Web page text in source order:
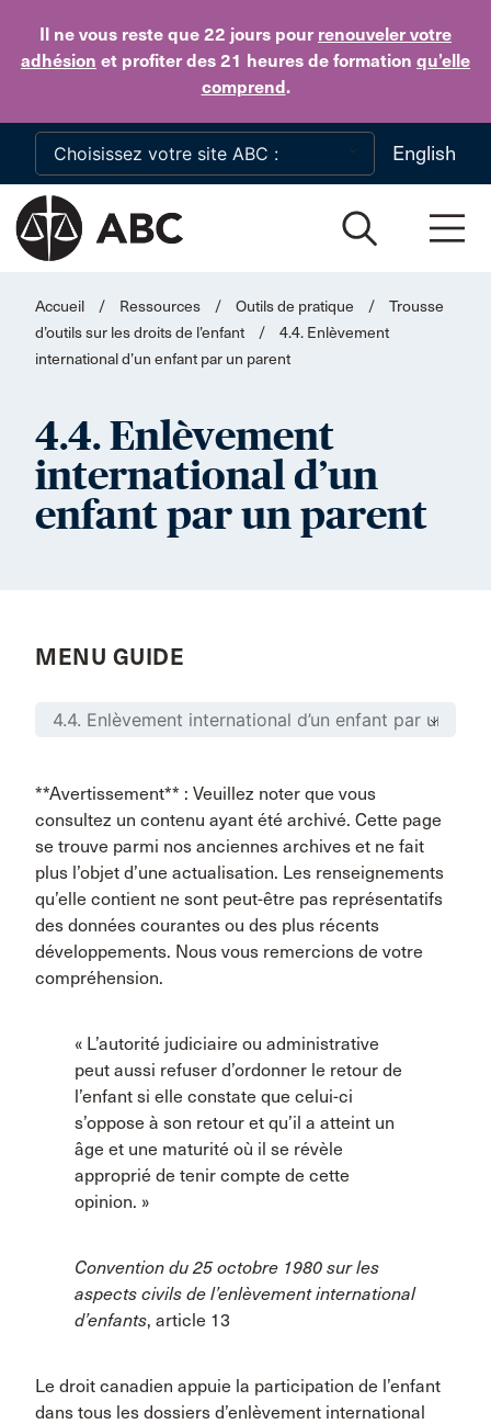
Il ne vous reste que 22 jours pour renouveler votre
adhésion et profiter des 21 heures de formation qu’elle
comprend.
Skip to main content
English
Accueil / Ressources / Outils de pratique /
Trousse
d’outils sur les droits de l’enfant
/
4.4. Enlèvement
international d’un enfant par un parent
4.4. Enlèvement
international d’un
enfant par un parent
MENU GUIDE
**Avertissement** : Veuillez noter que vous
consultez un contenu ayant été archivé. Cette page
se trouve parmi nos anciennes archives et ne fait
plus l’objet d’une actualisation. Les renseignements
qu’elle contient ne sont peut-être pas représentatifs
des données courantes ou des plus récents
développements. Nous vous remercions de votre
compréhension.
« L’autorité judiciaire ou administrative
peut aussi refuser d’ordonner le retour de
l’enfant si elle constate que celui-ci
s’oppose à son retour et qu’il a atteint un
âge et une maturité où il se révèle
approprié de tenir compte de cette
opinion. »
Convention du 25 octobre 1980 sur les
aspects civils de l’enlèvement international
d’enfants, article 13
Le droit canadien appuie la participation de l’enfant
dans tous les dossiers d’enlèvement international